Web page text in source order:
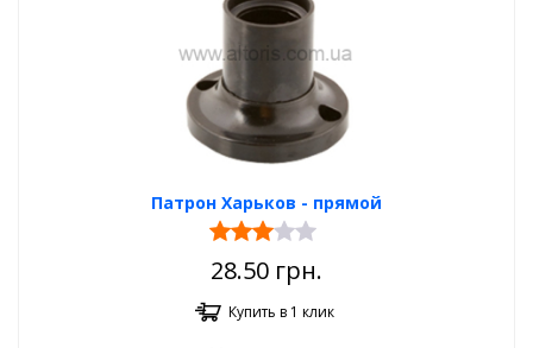
Патрон Харьков - прямой
28.50 грн.
Купить в 1 клик